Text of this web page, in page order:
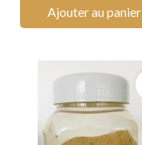
Ajouter au panier